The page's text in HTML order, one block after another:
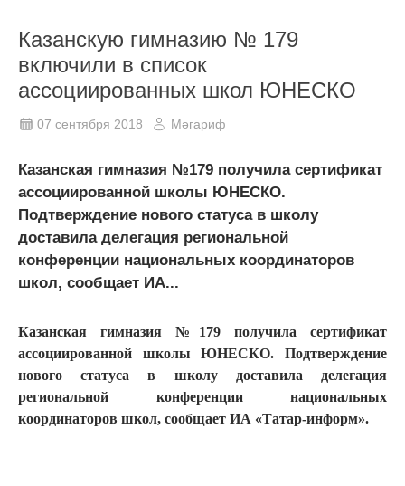
Казанскую гимназию № 179
включили в список
ассоциированных школ ЮНЕСКО
07 сентября 2018 Мәгариф
Казанская гимназия №179 получила сертификат
ассоциированной школы ЮНЕСКО.
Подтверждение нового статуса в школу
доставила делегация региональной
конференции национальных координаторов
школ, сообщает ИА...
Казанская гимназия №179 получила сертификат
ассоциированной школы ЮНЕСКО. Подтверждение
нового статуса в школу доставила делегация
региональной конференции национальных
координаторов школ, сообщает ИА «Татар-информ».